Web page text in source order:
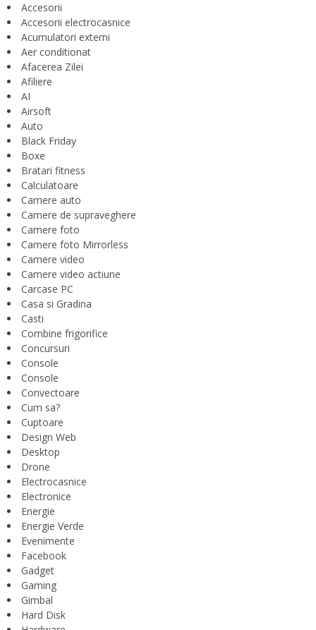
Accesorii
Accesorii electrocasnice
Acumulatori externi
Aer conditionat
Afacerea Zilei
Afiliere
AI
Airsoft
Auto
Black Friday
Boxe
Bratari fitness
Calculatoare
Camere auto
Camere de supraveghere
Camere foto
Camere foto Mirrorless
Camere video
Camere video actiune
Carcase PC
Casa si Gradina
Casti
Combine frigorifice
Concursuri
Console
Console
Convectoare
Cum sa?
Cuptoare
Design Web
Desktop
Drone
Electrocasnice
Electronice
Energie
Energie Verde
Evenimente
Facebook
Gadget
Gaming
Gimbal
Hard Disk